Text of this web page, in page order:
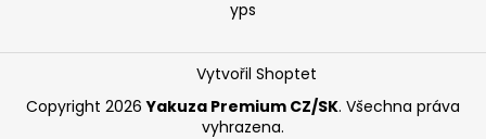
yps
Vytvořil Shoptet
Copyright 2026Yakuza Premium CZ/SK. Všechna práva
vyhrazena.